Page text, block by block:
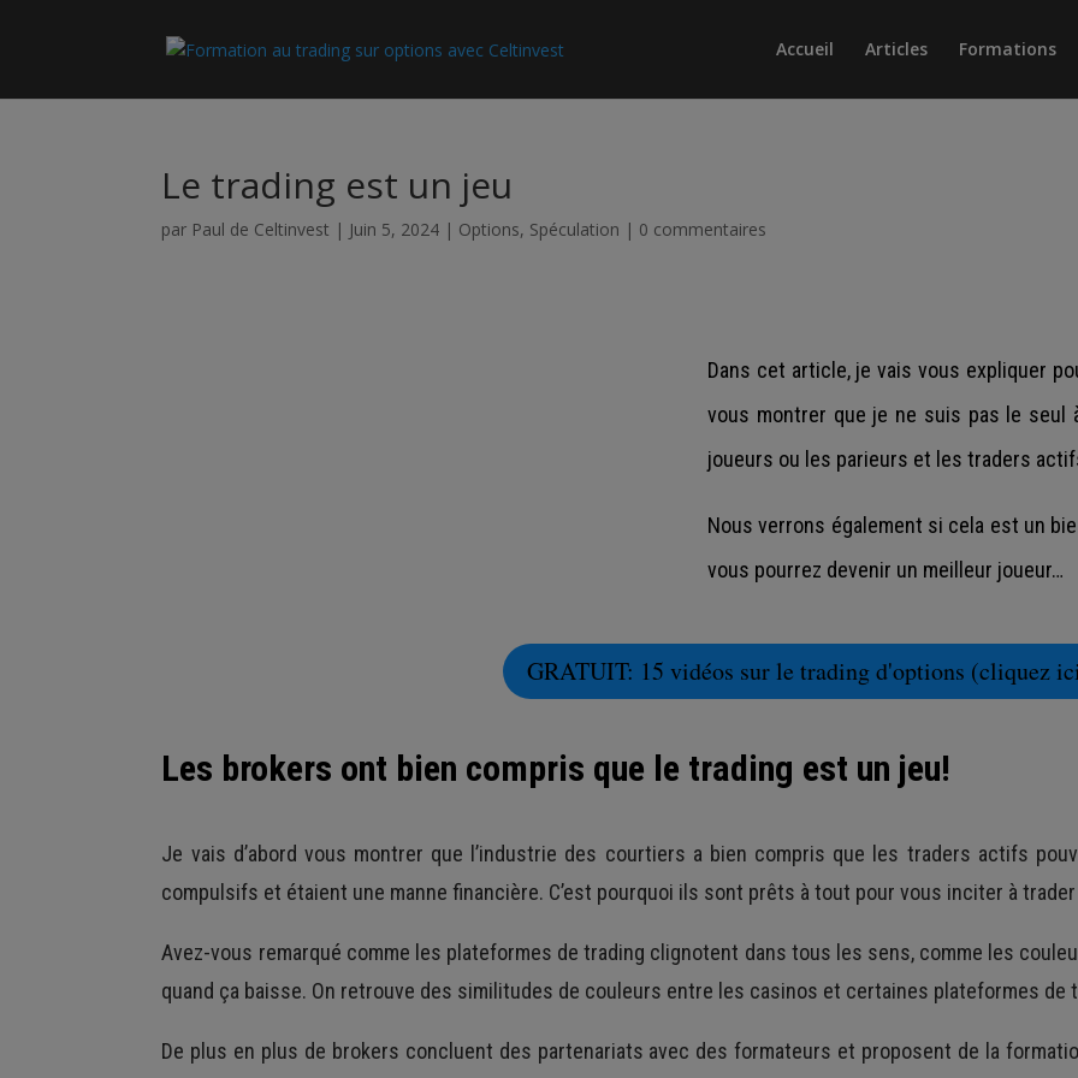
Accueil Articles Formations
Le trading est un jeu
par Paul de Celtinvest | Juin 5, 2024 | Options, Spéculation | 0 commentaires
Dans cet article, je vais vous expliquer
vous montrer que je ne suis pas le seul
joueurs ou les parieurs et les traders
Nous verrons également si cela est un
vous pourrez devenir un meilleur joueur…
GRATUIT: 15 vidéos sur le trading d'options (cliquez
Les brokers ont bien compris que le trading est un jeu!
Je vais d’abord vous montrer que l’industrie des courtiers a bien compris que les traders actifs
compulsifs et étaient une manne financière. C’est pourquoi ils sont prêts à tout pour vous inciter à
Avez-vous remarqué comme les plateformes de trading clignotent dans tous les sens, comme les
quand ça baisse. On retrouve des similitudes de couleurs entre les casinos et certaines plateformes de
De plus en plus de brokers concluent des partenariats avec des formateurs et proposent de la